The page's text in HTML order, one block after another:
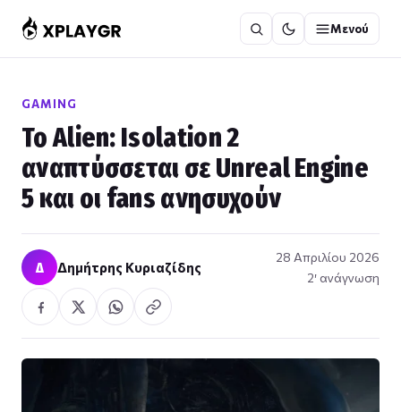
στο
περιεχόμενο
Μενού
GAMING
Το Alien: Isolation 2
αναπτύσσεται σε Unreal Engine
5 και οι fans ανησυχούν
Δ Δημήτρης Κυριαζίδης
28 Απριλίου 2026
2′ ανάγνωση